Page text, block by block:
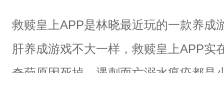
救赎皇上APP是林晓最近玩的一款养成
肝养成游戏不大一样，救赎皇上APP实
奇葩原因死掉。遇刺而亡溺水瘟疫都是